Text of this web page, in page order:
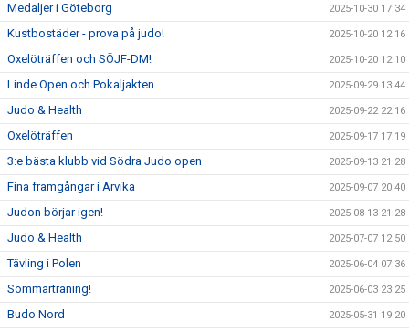
Medaljer i Göteborg 2025-10-30 17:34
Kustbostäder - prova på judo! 2025-10-20 12:16
Oxelöträffen och SÖJF-DM! 2025-10-20 12:10
Linde Open och Pokaljakten 2025-09-29 13:44
Judo & Health 2025-09-22 22:16
Oxelöträffen 2025-09-17 17:19
3:e bästa klubb vid Södra Judo open 2025-09-13 21:28
Fina framgångar i Arvika 2025-09-07 20:40
Judon börjar igen! 2025-08-13 21:28
Judo & Health 2025-07-07 12:50
Tävling i Polen 2025-06-04 07:36
Sommarträning! 2025-06-03 23:25
Budo Nord 2025-05-31 19:20